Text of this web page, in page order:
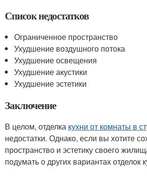
Список недостатков
Ограниченное пространство
Ухудшение воздушного потока
Ухудшение освещения
Ухудшение акустики
Ухудшение эстетики
Заключение
В целом, отделка кухни от комнаты в
недостатки. Однако, если вы хотите
пространство и эстетику своего
подумать о других вариантах отделок